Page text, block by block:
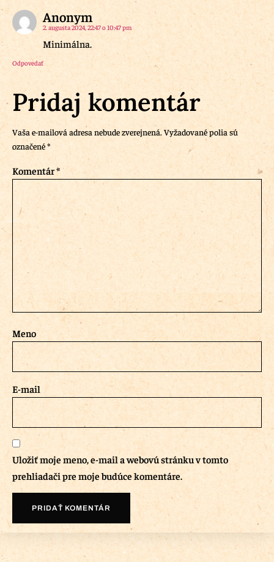
Anonym
2. augusta 2024, 22:47 o 10:47 pm
Minimálna.
Odpovedať
Pridaj komentár
Vaša e-mailová adresa nebude zverejnená. Vyžadované polia sú
označené*
Komentár*
Meno
E-mail
Uložiť moje meno, e-mail a webovú stránku v tomto
prehliadači pre moje budúce komentáre.